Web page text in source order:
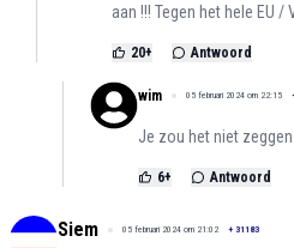
aan !!! Tegen het hele EU /
20+ Antwoord
wim 05 februari 2024 om 22:15
Je zou het niet zeggen
6+ Antwoord
Siem 05 februari 2024 om 21:02 + 31183